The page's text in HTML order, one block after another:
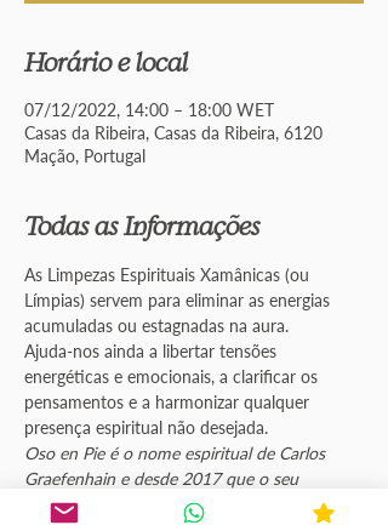
Horário e local
07/12/2022, 14:00 – 18:00 WET
Casas da Ribeira, Casas da Ribeira, 6120
Mação, Portugal
Todas as Informações
As Limpezas Espirituais Xamânicas (ou
Límpias) servem para eliminar as energias
acumuladas ou estagnadas na aura.
Ajuda-nos ainda a libertar tensões
energéticas e emocionais, a clarificar os
pensamentos e a harmonizar qualquer
presença espiritual não desejada.
Oso en Pie é o nome espiritual de Carlos
Graefenhain e desde 2017 que o seu
trabalho de cura com as medicinas é